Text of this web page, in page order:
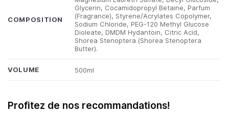
COMPOSITION
Glycerin, Cocamidopropyl Betaine, Parfum
(Fragrance), Styrene/Acrylates Copolymer,
Sodium Chloride, PEG-120 Methyl Glucose
Dioleate, DMDM Hydantoin, Citric Acid,
Shorea Stenoptera (Shorea Stenoptera
Butter).
VOLUME 500ml
Profitez de nos recommandations!